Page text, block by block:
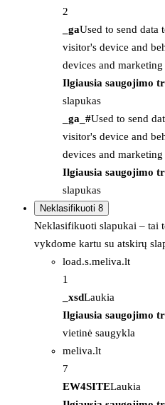
2
_gaUsed to send data
visitor's device and
devices and marketing
Ilgiausia saugojimo
slapukas
_ga_#Used to send
visitor's device and
devices and marketing
Ilgiausia saugojimo
slapukas
Neklasifikuoti 8
Neklasifikuoti slapukai – tai
vykdome kartu su atskirų
load.s.meliva.lt
1
_xsdLaukia
Ilgiausia saugojimo
vietinė saugykla
meliva.lt
7
EW4SITELaukia